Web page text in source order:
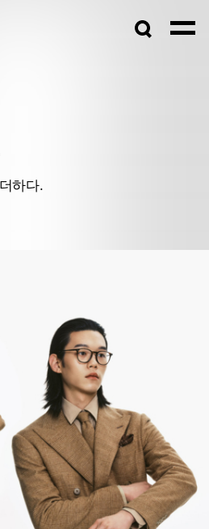
하다.